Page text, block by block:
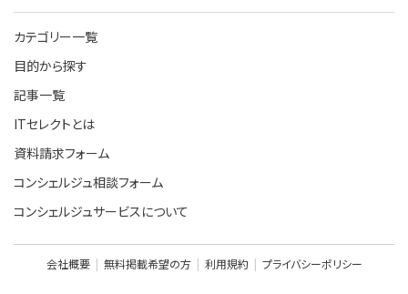
カテゴリー一覧
目的から探す
記事一覧
ITセレクトとは
資料請求フォーム
コンシェルジュ相談フォーム
コンシェルジュサービスについて
会社概要 無料掲載希望の方 利用規約 プライバシーポリシー